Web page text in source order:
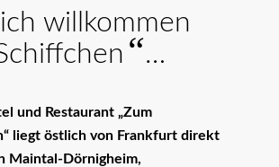
willkommen
“…
und Restaurant „Zum
liegt östlich von Frankfurt direkt
Maintal-Dörnigheim,